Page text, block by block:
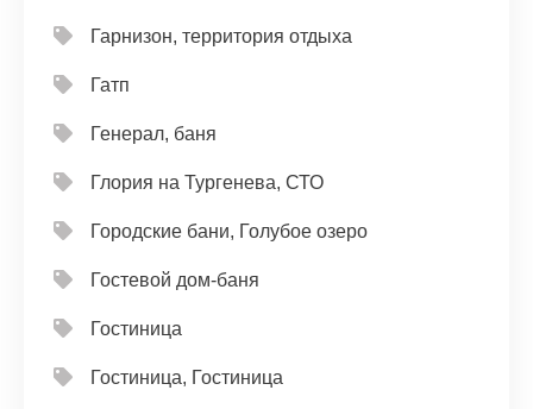
Гарнизон, территория отдыха
Гатп
Генерал, баня
Глория на Тургенева, СТО
Городские бани, Голубое озеро
Гостевой дом-баня
Гостиница
Гостиница, Гостиница